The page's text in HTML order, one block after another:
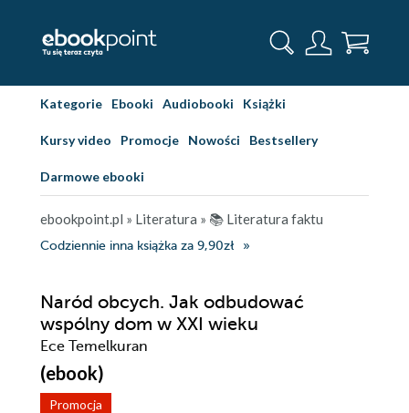
Kategorie Ebooki Audiobooki Książki
Kursy video Promocje Nowości Bestsellery
Darmowe ebooki
ebookpoint.pl » Literatura » 📚 Literatura faktu
Codziennie inna książka za 9,90zł
Naród obcych. Jak odbudować
wspólny dom w XXI wieku
Ece Temelkuran
(ebook)
Promocja